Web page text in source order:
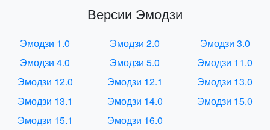
Версии Эмодзи
Эмодзи 1.0 Эмодзи 2.0
Эмодзи 3.0
Эмодзи 4.0
Эмодзи 5.0
Эмодзи 11.0
Эмодзи 12.0
Эмодзи 12.1
Эмодзи 13.0
Эмодзи 13.1
Эмодзи 14.0
Эмодзи 15.0
Эмодзи 15.1
Эмодзи 16.0